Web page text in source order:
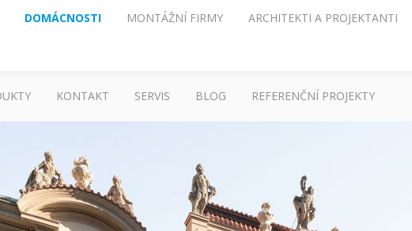
DOMÁCNOSTI MONTÁŽNÍ FIRMY ARCHITEKTI A PROJEKTANTI
KONTAKT SERVIS BLOG REFERENČNÍ PROJEKTY